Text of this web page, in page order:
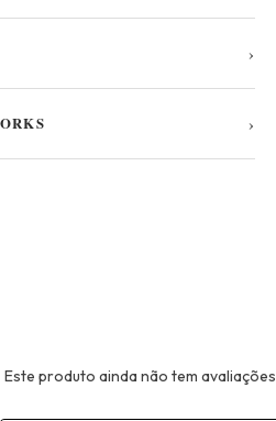
›
›
Este produto ainda não tem avaliações